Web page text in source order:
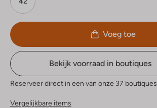
Voeg toe
Bekijk voorraad in boutiques
Reserveer direct in een van onze 37 boutiques
Vergelijkbare items